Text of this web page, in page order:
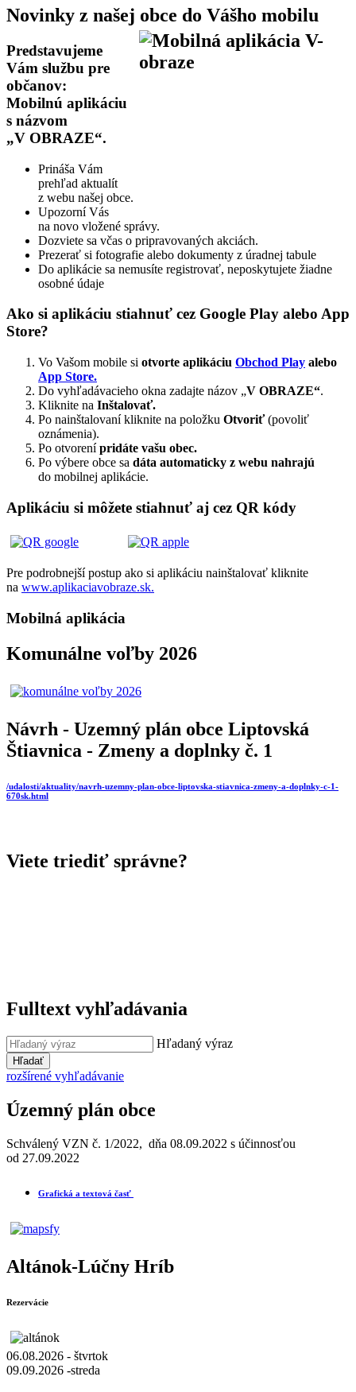
Novinky z našej obce do Vášho mobilu
Predstavujeme
Vám službu pre
občanov:
Mobilnú aplikáciu
s názvom
„V OBRAZE“.
Prináša Vám
prehľad aktualít
z webu našej obce.
Upozorní Vás
na novo vložené správy.
Dozviete sa včas o pripravovaných akciách.
Prezerať si fotografie alebo dokumenty z úradnej tabule
Do aplikácie sa nemusíte registrovať, neposkytujete žiadne
osobné údaje
Ako si aplikáciu stiahnuť cez Google Play alebo App
Store?
Vo Vašom mobile si otvorte aplikáciu Obchod Play alebo
App Store.
Do vyhľadávacieho okna zadajte názov „V OBRAZE“.
Kliknite na Inštalovať.
Po nainštalovaní kliknite na položku Otvoriť(povoliť
oznámenia).
Po otvorenípridáte vašu obec.
Po výbere obce sa dáta automaticky z webu nahrajú
do mobilnej aplikácie.
Aplikáciu si môžete stiahnuť aj cez QR kódy
Pre podrobnejší postup ako si aplikáciu nainštalovať kliknite
na www.aplikaciavobraze.sk.
Mobilná aplikácia
Komunálne voľby 2026
Návrh - Uzemný plán obce Liptovská
Štiavnica - Zmeny a doplnky č. 1
/udalosti/aktuality/navrh-uzemny-plan-obce-liptovska-stiavnica-zmeny-a-doplnky-c-1-
670sk.html
Viete triediť správne?
Fulltext vyhľadávania
Hľadaný výraz
Hľadať
rozšírené vyhľadávanie
Územný plán obce
Schválený VZN č. 1/2022, dňa 08.09.2022 s účinnosťou
od 27.09.2022
Grafická a textová časť
Altánok-Lúčny Hríb
Rezervácie
06.08.2026 - štvrtok
09.09.2026 -streda